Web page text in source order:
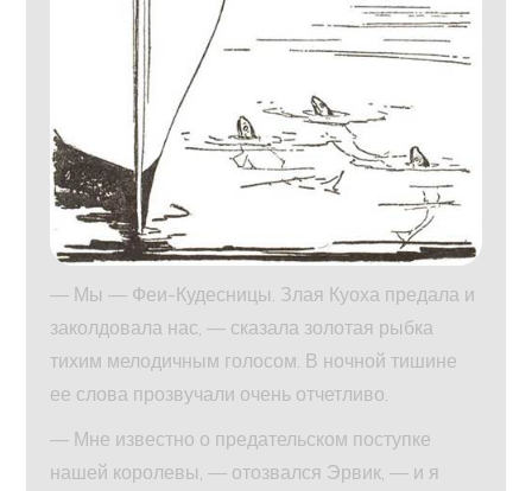
— Мы — Феи-Кудесницы. Злая Куоха предала и
заколдовала нас, — сказала золотая рыбка
тихим мелодичным голосом. В ночной тишине
ее слова прозвучали очень отчетливо.
— Мне известно о предательском поступке
нашей королевы, — отозвался Эрвик, — и я